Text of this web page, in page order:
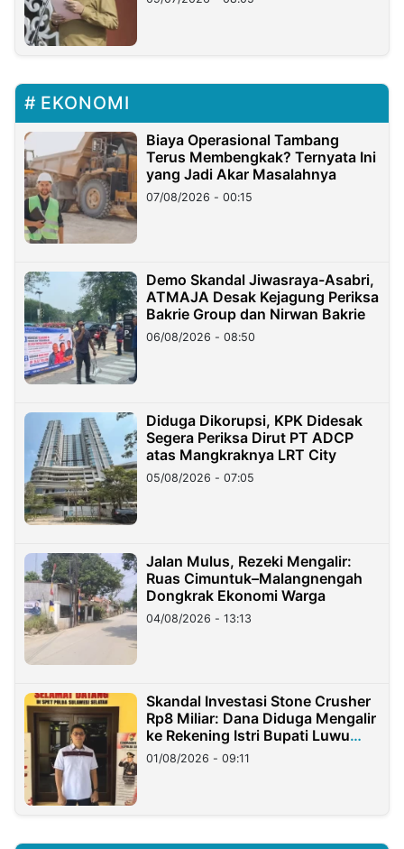
EKONOMI
Biaya Operasional Tambang
Terus Membengkak? Ternyata Ini
yang Jadi Akar Masalahnya
07/08/2026 - 00:15
Demo Skandal Jiwasraya-Asabri,
ATMAJA Desak Kejagung Periksa
Bakrie Group dan Nirwan Bakrie
06/08/2026 - 08:50
Diduga Dikorupsi, KPK Didesak
Segera Periksa Dirut PT ADCP
atas Mangkraknya LRT City
05/08/2026 - 07:05
Jalan Mulus, Rezeki Mengalir:
Ruas Cimuntuk–Malangnengah
Dongkrak Ekonomi Warga
04/08/2026 - 13:13
Skandal Investasi Stone Crusher
Rp8 Miliar: Dana Diduga Mengalir
ke Rekening Istri Bupati Luwu
Timur
01/08/2026 - 09:11